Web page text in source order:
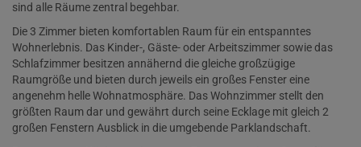
sind alle Räume zentral begehbar.
Die 3 Zimmer bieten komfortablen Raum für ein entspanntes
Wohnerlebnis. Das Kinder-, Gäste- oder Arbeitszimmer sowie das
Schlafzimmer besitzen annähernd die gleiche großzügige
Raumgröße und bieten durch jeweils ein großes Fenster eine
angenehm helle Wohnatmosphäre. Das Wohnzimmer stellt den
größten Raum dar und gewährt durch seine Ecklage mit gleich 2
großen Fenstern Ausblick in die umgebende Parklandschaft.